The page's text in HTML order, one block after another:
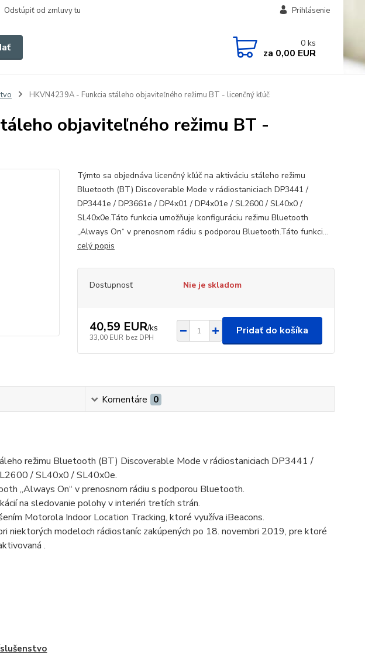
Odstúpiť od zmluvy tu Prihlásenie
0 ks
za 0,00 EUR
HKVN4239A - Funkcia stáleho objaviteľného režimu BT - licenčný kľúč
objaviteľného režimu BT -
Týmto sa objednáva licenčný kľúč na aktiváciu stáleho režimu
Bluetooth (BT) Discoverable Mode v rádiostaniciach DP3441 /
DP3441e / DP3661e / DP4x01 / DP4x01e / SL2600 / SL40x0 /
SL40x0e.Táto funkcia umožňuje konfiguráciu režimu Bluetooth
„Always On“ v prenosnom rádiu s podporou Bluetooth.Táto funkci...
celý popis
Dostupnosť Nie je skladom
40,59 EUR/ks
33,00 EUR bez DPH
Pridať do košíka
Komentáre 0
režimu Bluetooth (BT) Discoverable Mode v rádiostaniciach DP3441 /
/ SL40x0 / SL40x0e.
„Always On“ v prenosnom rádiu s podporou Bluetooth.
na sledovanie polohy v interiéri tretích strán.
Motorola Indoor Location Tracking, ktoré využíva iBeacons.
niektorých modeloch rádiostaníc zakúpených po 18. novembri 2019, pre ktoré
.